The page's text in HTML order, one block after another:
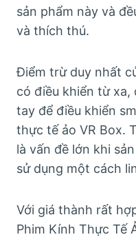
sản phẩm này và
và thích thú.
Điểm trừ duy nhất
có điều khiển từ xa,
tay để điều khiển
thực tế ảo VR Box.
là vấn đề lớn khi
sử dụng một cách
Với giá thành rất
Phim Kính Thực Tế